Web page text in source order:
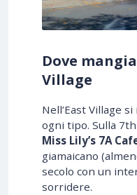
Dove
Village
Nell’East Village
ogni tipo. Sulla
Miss Lily’s 7A
giamaicano
secolo con un
sorridere.